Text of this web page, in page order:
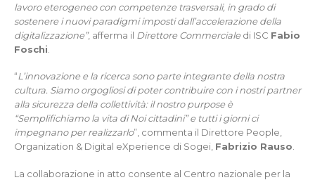
lavoro eterogeneo con competenze trasversali, in grado di
sostenere i nuovi paradigmi imposti dall’accelerazione della
digitalizzazione”, afferma il Direttore Commercialedi ISC Fabio
Foschi
“L’innovazione e la ricerca sono parte integrante della nostra
cultura. Siamo orgogliosi di poter contribuire con i nostri partner
alla sicurezza della collettività: il nostro purpose è
“Semplifichiamo la vita di Noi cittadini” e tutti i giorni ci
impegnano per realizzarlo”, commenta il Direttore People,
Organization & Digital eXperience di Sogei, Fabrizio Rauso.
La collaborazione in atto consente al Centro nazionale per la